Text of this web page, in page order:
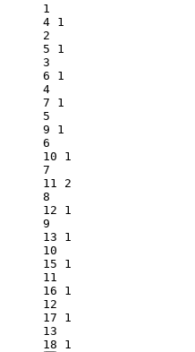
1
4 1
2
5 1
3
6 1
4
7 1
5
9 1
6
10 1
7
11 2
8
12 1
9
13 1
10
15 1
11
16 1
12
17 1
13
18 1